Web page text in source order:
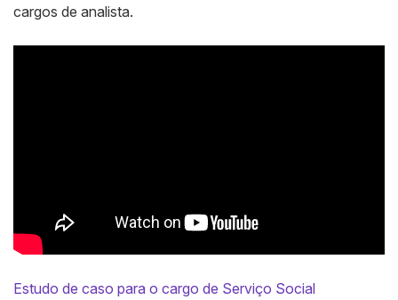
cargos de analista.
Estudo de caso para o cargo de Serviço Social